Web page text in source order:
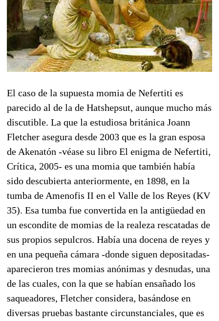
El caso de la supuesta momia de Nefertiti es
parecido al de la de Hatshepsut, aunque mucho más
discutible. La que la estudiosa británica Joann
Fletcher asegura desde 2003 que es la gran esposa
de Akenatón -véase su libro El enigma de Nefertiti,
Crítica, 2005- es una momia que también había
sido descubierta anteriormente, en 1898, en la
tumba de Amenofis II en el Valle de los Reyes (KV
35). Esa tumba fue convertida en la antigüedad en
un escondite de momias de la realeza rescatadas de
sus propios sepulcros. Había una docena de reyes y
en una pequeña cámara -donde siguen depositadas-
aparecieron tres momias anónimas y desnudas, una
de las cuales, con la que se habían ensañado los
saqueadores, Fletcher considera, basándose en
diversas pruebas bastante circunstanciales, que es